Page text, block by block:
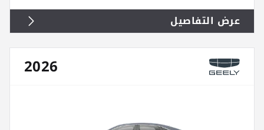
عرض التفاصيل
2026